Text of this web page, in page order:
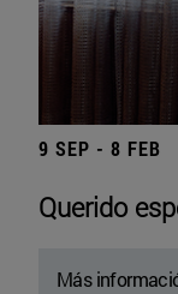
9 SEP - 8 FEB
Querido
Más